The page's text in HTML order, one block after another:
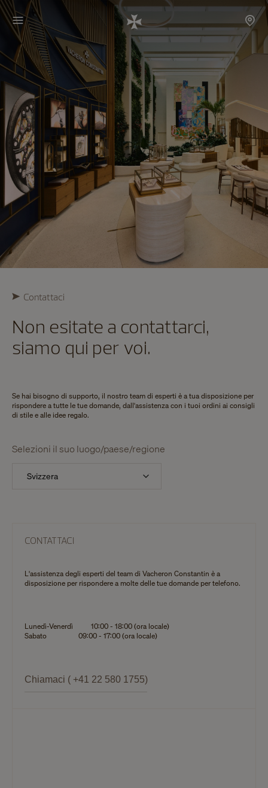
Contattaci
Non esitate a contattarci,
siamo qui per voi.
Se hai bisogno di supporto, il nostro team di esperti è a tua disposizione per
rispondere a tutte le tue domande, dall'assistenza con i tuoi ordini ai consigli
di stile e alle idee regalo.
Selezioni il suo luogo/paese/regione
CONTATTACI
L'assistenza degli esperti del team di Vacheron Constantin è a
disposizione per rispondere a molte delle tue domande per telefono.
Lunedì-Venerdì
10:00 - 18:00 (ora locale)
Sabato
09:00 - 17:00 (ora locale)
Chiamaci ( +41 22 580 1755)